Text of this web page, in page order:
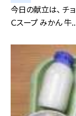
今日の献立は、 チ
Ｃスープ みかん 牛